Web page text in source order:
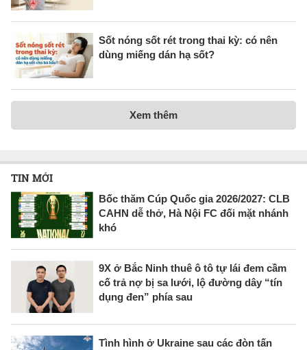
Sốt nóng sốt rét trong thai kỳ: có nên
dùng miếng dán hạ sốt?
Xem thêm
TIN MỚI
Bốc thăm Cúp Quốc gia 2026/2027: CLB
CAHN dễ thở, Hà Nội FC đối mặt nhánh
khó
9X ở Bắc Ninh thuê ô tô tự lái đem cầm
cố trả nợ bị sa lưới, lộ đường dây “tín
dụng đen” phía sau
Tình hình ở Ukraine sau các đòn tấn